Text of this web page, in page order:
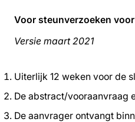
Voor steunverzoeken
Versie maart 2021
Uiterlijk 12 weken voor de
De abstract/vooraanvraag
De aanvrager ontvangt